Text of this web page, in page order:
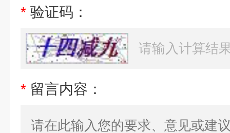
* 验证码：
* 留言内容：